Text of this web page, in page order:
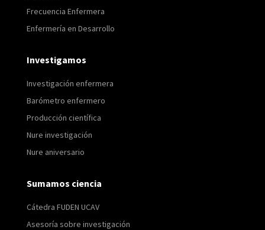
Frecuencia Enfermera
Enfermería en Desarrollo
Investigamos
Investigación enfermera
Barómetro enfermero
Producción científica
Nure investigación
Nure aniversario
Sumamos ciencia
Cátedra FUDEN UCAV
Asesoría sobre investigación